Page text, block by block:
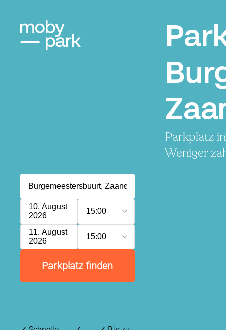
Parkplatz
Weniger
10. August
2026
15:00
11. August
2026
15:00
Parkplatz finden